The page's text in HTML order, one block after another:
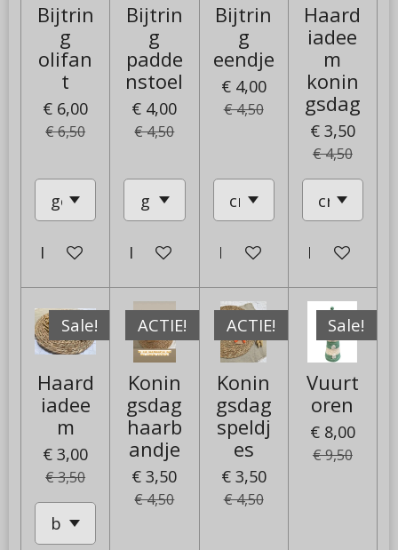
Bijtrin
g
olifan
t
€ 6,00
€ 6,50
In winkelwagen
Bijtrin
g
padde
nstoel
€ 4,00
€ 4,50
In winkelwagen
Bijtrin
g
eendje
€ 4,00
€ 4,50
In winkelwagen
Haard
iadee
m
konin
gsdag
€ 3,50
€ 4,50
In
Sale!
Haard
iadee
m
€ 3,00
€ 3,50
ACTIE!
Konin
gsdag
haarb
andje
€ 3,50
€ 4,50
ACTIE!
Konin
gsdag
speldj
es
€ 3,50
€ 4,50
Sale!
Vuurt
oren
€ 8,00
€ 9,50